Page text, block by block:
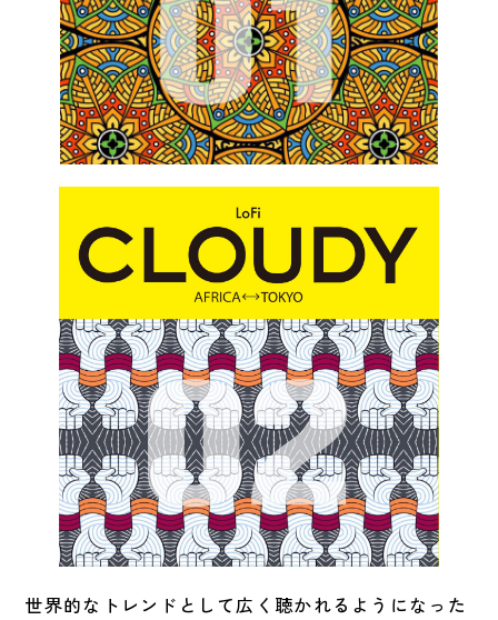
世界的なトレンドとして広く聴かれるようになった